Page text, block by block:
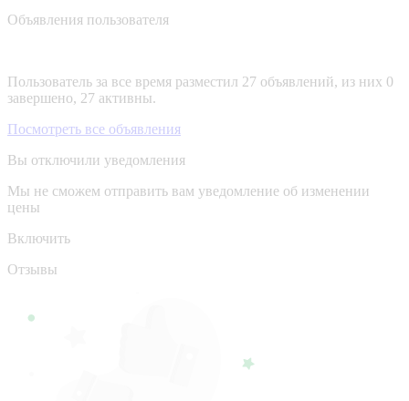
Объявления пользователя
Пользователь за все время разместил 27 объявлений, из них 0
завершено, 27 активны.
Посмотреть все объявления
Вы отключили уведомления
Мы не сможем отправить вам уведомление об изменении
цены
Включить
Отзывы